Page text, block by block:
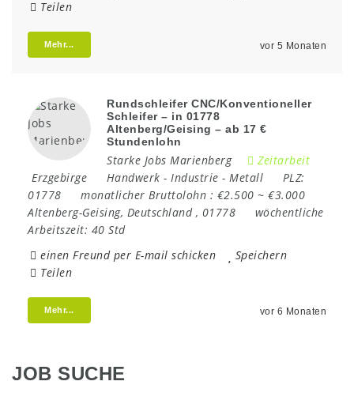
Teilen
Mehr... vor 5 Monaten
Rundschleifer CNC/Konventioneller
Schleifer – in 01778
Altenberg/Geising – ab 17 €
Stundenlohn
Starke Jobs Marienberg
Zeitarbeit
Erzgebirge
Handwerk - Industrie - Metall
PLZ:
01778
monatlicher Bruttolohn : €2.500 ~ €3.000
Altenberg-Geising, Deutschland, 01778
wöchentliche
Arbeitszeit: 40 Std
einen Freund per E-mail schicken
Speichern
Teilen
Mehr... vor 6 Monaten
JOB SUCHE